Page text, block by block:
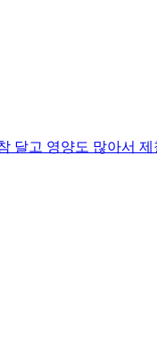
달고 영양도 많아서